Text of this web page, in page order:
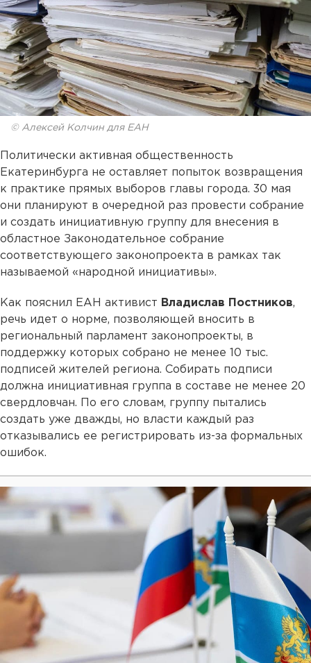
© Алексей Колчин для ЕАН
Политически активная общественность
Екатеринбурга не оставляет попыток возвращения
к практике прямых выборов главы города. 30 мая
они планируют в очередной раз провести собрание
и создать инициативную группу для внесения в
областное Законодательное собрание
соответствующего законопроекта в рамках так
называемой «народной инициативы».
Как пояснил ЕАН активист Владислав Постников,
речь идет о норме, позволяющей вносить в
региональный парламент законопроекты, в
поддержку которых собрано не менее 10 тыс.
подписей жителей региона. Собирать подписи
должна инициативная группа в составе не менее 20
свердловчан. По его словам, группу пытались
создать уже дважды, но власти каждый раз
отказывались ее регистрировать из-за формальных
ошибок.